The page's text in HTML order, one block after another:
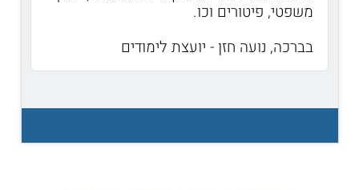
משפטי, פיטורים וכו.
בברכה, נועה חזן - יועצת לימודים